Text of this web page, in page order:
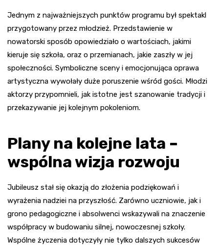
Jednym z najważniejszych punktów programu był spektakl
przygotowany przez młodzież. Przedstawienie w
nowatorski sposób opowiedziało o wartościach, jakimi
kieruje się szkoła, oraz o przemianach, jakie zaszły w jej
społeczności. Symboliczne sceny i emocjonująca oprawa
artystyczna wywołały duże poruszenie wśród gości. Młodzi
aktorzy przypomnieli, jak istotne jest szanowanie tradycji i
przekazywanie jej kolejnym pokoleniom.
Plany na kolejne lata –
wspólna wizja rozwoju
Jubileusz stał się okazją do złożenia podziękowań i
wyrażenia nadziei na przyszłość. Zarówno uczniowie, jak i
grono pedagogiczne i absolwenci wskazywali na znaczenie
współpracy w budowaniu silnej, nowoczesnej szkoły.
Wspólne życzenia dotyczyły nie tylko dalszych sukcesów